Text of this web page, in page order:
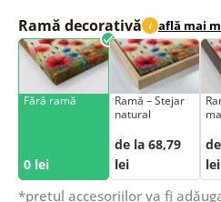
Ramă decorativă i află mai
Fără ramă
0 lei
Ramă – Stejar
natural
de la 68,79
lei
lei
*prețul accesoriilor va fi